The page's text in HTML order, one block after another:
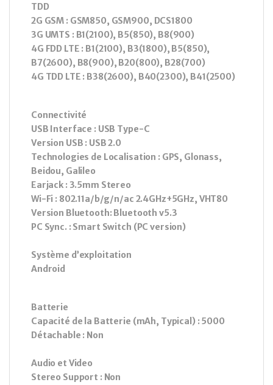
TDD
2G GSM : GSM850, GSM900, DCS1800
3G UMTS : B1(2100), B5(850), B8(900)
4G FDD LTE : B1(2100), B3(1800), B5(850),
B7(2600), B8(900), B20(800), B28(700)
4G TDD LTE : B38(2600), B40(2300), B41(2500)
Connectivité
USB Interface : USB Type-C
Version USB : USB 2.0
Technologies de Localisation : GPS, Glonass,
Beidou, Galileo
Earjack : 3.5mm Stereo
Wi-Fi : 802.11a/b/g/n/ac 2.4GHz+5GHz, VHT80
Version Bluetooth: Bluetooth v5.3
PC Sync. : Smart Switch (PC version)
Système d’exploitation
Android
Batterie
Capacité de la Batterie (mAh, Typical) : 5000
Détachable : Non
Audio et Video
Stereo Support : Non